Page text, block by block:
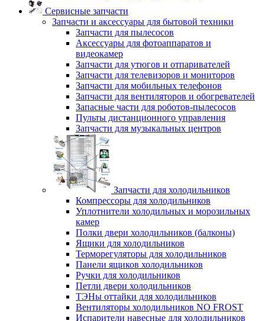
Сервисные запчасти
Запчасти и аксессуары для бытовой техники
Запчасти для пылесосов
Аксессуары для фотоаппаратов и
видеокамер
Запчасти для утюгов и отпаривателей
Запчасти для телевизоров и мониторов
Запчасти для мобильных телефонов
Запчасти для вентиляторов и обогревателей
Запасные части для роботов-пылесосов
Пульты дистанционного управления
Запчасти для музыкальных центров
Запчасти для холодильников
Компрессоры для холодильников
Уплотнители холодильных и морозильных
камер
Полки двери холодильников (балконы)
Ящики для холодильников
Терморегуляторы для холодильников
Панели ящиков холодильников
Ручки для холодильников
Петли двери холодильников
ТЭНы оттайки для холодильников
Вентиляторы холодильников NO FROST
Испарители навесные для холодильников